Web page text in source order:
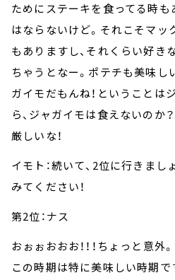
ためにステーキを食ってる時も
はならないけど。それこそマッ
もありますし、それくらい好き
ちゃうとなー。ポテチも美味し
ガイモだもんね！ということは
ら、ジャガイモは食えないのか
厳しいな！
イモト：続いて、2位に行きまし
みてください！
第2位：ナス
おぉぉおおお！！！ちょっと意外
この時期は特に美味しい時期で